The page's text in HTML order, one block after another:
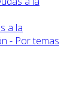
a la
- Por temas